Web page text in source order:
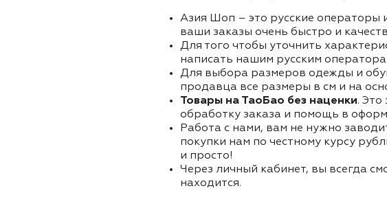
Азия Шоп – это русские операторы
ваши заказы очень быстро и
Для того чтобы уточнить
написать нашим русским
Для выбора размеров одежды и
продавца все размеры в см и на
Товары на ТаоБао без наценки. Это
обработку заказа и помощь в
Работа с нами, вам не нужно
покупки нам по честному курсу
и просто!
Через личный кабинет, вы всегда
находится.